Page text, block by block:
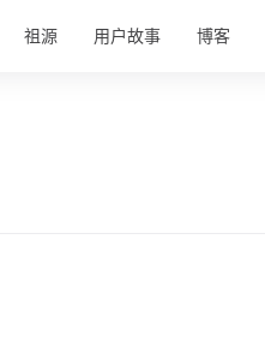
祖源 用户故事 博客